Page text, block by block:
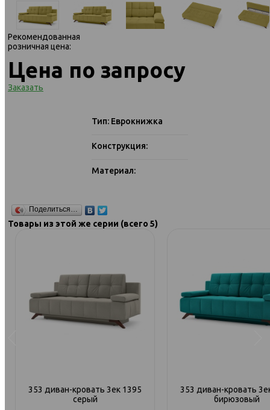
Рекомендованная
розничная цена:
Цена по запросу
Заказать
Тип: Еврокнижка
Конструкция:
Материал:
Поделиться…
Товары из этой же серии (всего 5)
353 диван-кровать 3ек 1395
серый
353 диван-кровать
бирюзовый